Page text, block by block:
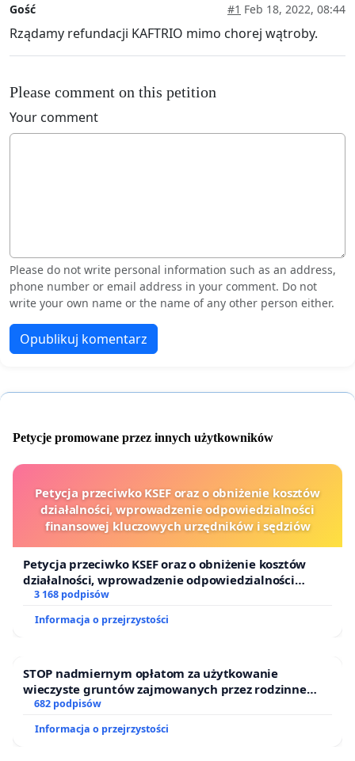
Gość #1 Feb 18, 2022, 08:44
Rządamy refundacji KAFTRIO mimo chorej wątroby.
Please comment on this petition
Your comment
Please do not write personal information such as an address,
phone number or email address in your comment. Do not
write your own name or the name of any other person either.
Opublikuj komentarz
Petycje promowane przez innych użytkowników
Petycja przeciwko KSEF oraz o obniżenie kosztów
działalności, wprowadzenie odpowiedzialności
finansowej kluczowych urzędników i sędziów
Petycja przeciwko KSEF oraz o obniżenie kosztów
działalności, wprowadzenie odpowiedzialności
finansowej kluczowych urzędników i sędziów
3 168 podpisów
Informacja o przejrzystości
STOP nadmiernym opłatom za użytkowanie
wieczyste gruntów zajmowanych przez rodzinne
ogrody działkowe.
682 podpisów
Informacja o przejrzystości